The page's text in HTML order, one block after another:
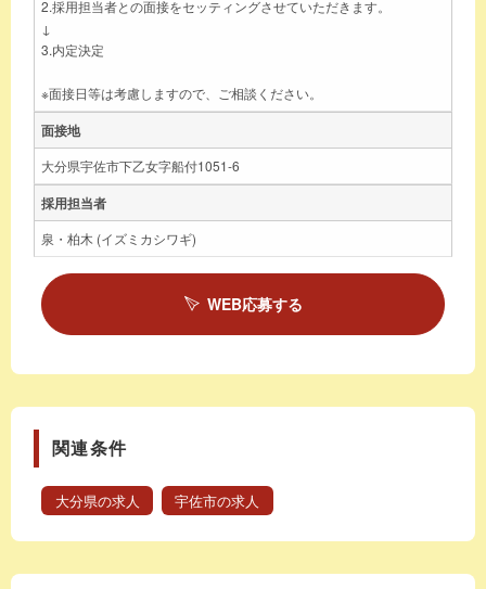
2.採用担当者との面接をセッティングさせていただきます。
↓
3.内定決定
※面接日等は考慮しますので、ご相談ください。
面接地
大分県宇佐市下乙女字船付1051-6
採用担当者
泉・柏木 (イズミカシワギ)
WEB応募する
関連条件
大分県の求人 宇佐市の求人